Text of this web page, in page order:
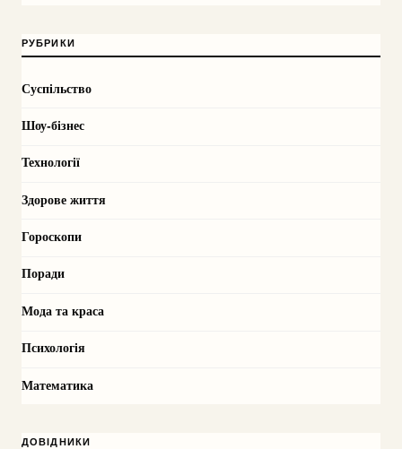
РУБРИКИ
Суспільство
Шоу-бізнес
Технології
Здорове життя
Гороскопи
Поради
Мода та краса
Психологія
Математика
ДОВІДНИКИ